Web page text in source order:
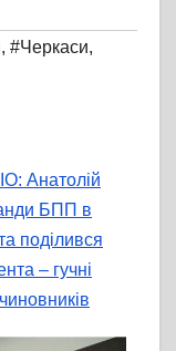
, #Черкаси,
Анатолій
БПП в
поділився
– гучні